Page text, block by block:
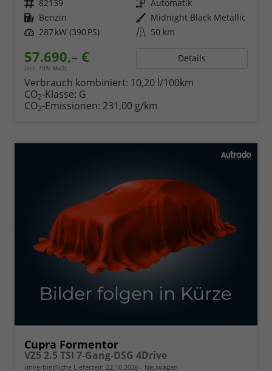
Fahrzeugnr. 82139 Getriebe Automatik
Kraftstoff Benzin Außenfarbe Midnight Black Metallic
Leistung 287 kW (390 PS) Kilometerstand 50 km
57.690,– €
incl. 19% MwSt.
Details
Verbrauch kombiniert: 10,20 l/100km
CO2-Klasse: G
CO2-Emissionen: 231,00 g/km
Cupra Formentor
VZ5 2.5 TSI 7-Gang-DSG 4Drive
unverbindliche Lieferzeit: 22.10.2026 Neuwagen